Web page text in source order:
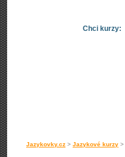
Chci kurzy:
Jazykovky.cz > Jazykové kurzy >